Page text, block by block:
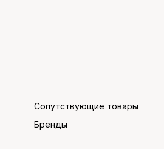
Сопутствующие товары
Бренды